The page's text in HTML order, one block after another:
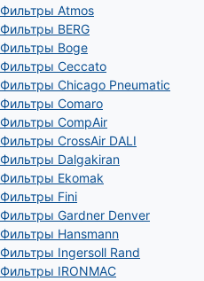
Фильтры Atmos
Фильтры BERG
Фильтры Boge
Фильтры Ceccato
Фильтры Chicago Pneumatic
Фильтры Comaro
Фильтры CompAir
Фильтры CrossAir DALI
Фильтры Dalgakiran
Фильтры Ekomak
Фильтры Fini
Фильтры Gardner Denver
Фильтры Hansmann
Фильтры Ingersoll Rand
Фильтры IRONMAC